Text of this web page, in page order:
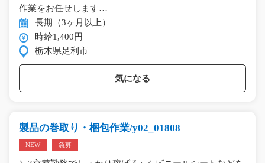
作業をお任せします…
長期（3ヶ月以上）
時給1,400円
栃木県足利市
気になる
製品の巻取り・梱包作業/y02_01808
NEW 急募